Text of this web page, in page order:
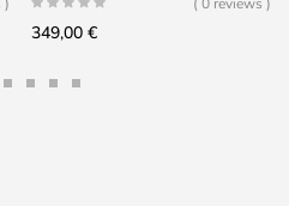
349,00 €